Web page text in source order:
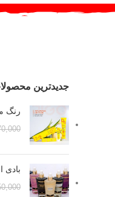
جدیدترین
رنگ
بادی